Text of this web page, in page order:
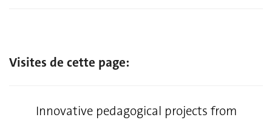
Visites de cette page:
Innovative pedagogical projects from